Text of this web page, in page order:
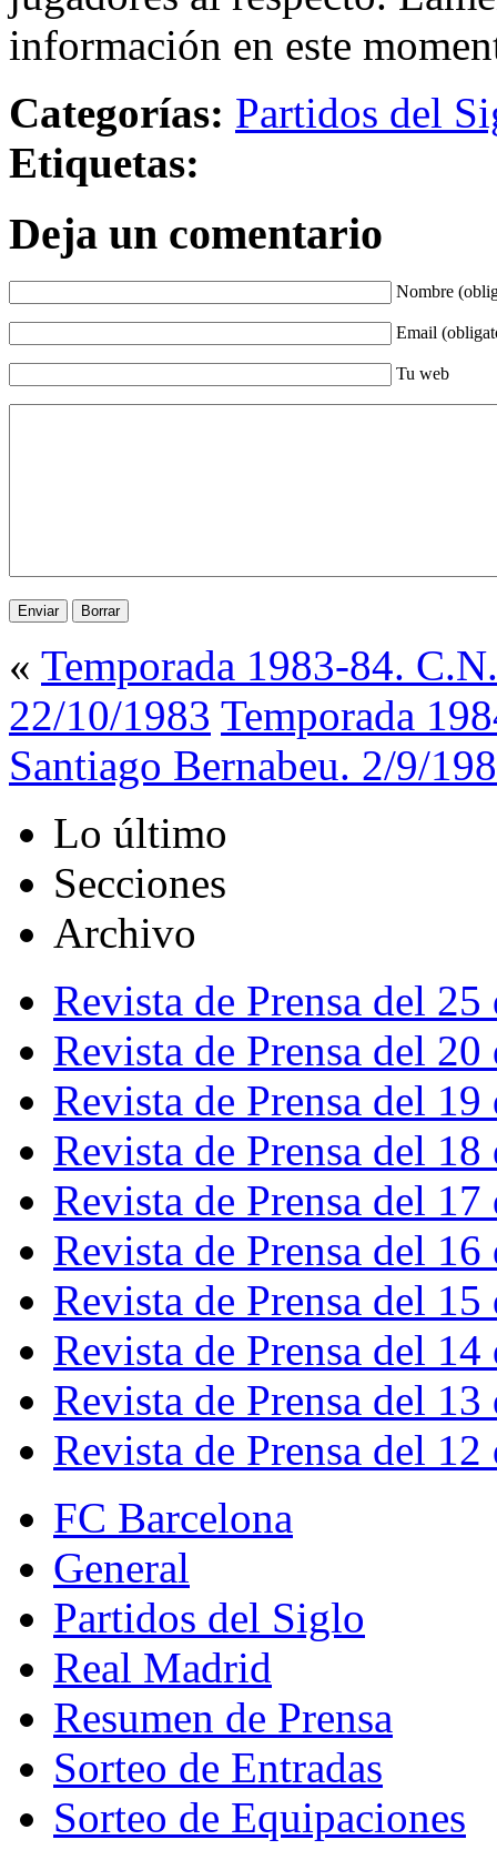
información en este
Categorías: Partidos del
Etiquetas:
Deja un comentario
Nombre
Email
Tu web
« Temporada 1983-84.
22/10/1983 Temporada
Santiago Bernabeu. 2/9/
Lo último
Secciones
Archivo
Revista de Prensa del
Revista de Prensa del
Revista de Prensa del
Revista de Prensa del
Revista de Prensa del
Revista de Prensa del
Revista de Prensa del
Revista de Prensa del
Revista de Prensa del
Revista de Prensa del
FC Barcelona
General
Partidos del Siglo
Real Madrid
Resumen de Prensa
Sorteo de Entradas
Sorteo de Equipaciones